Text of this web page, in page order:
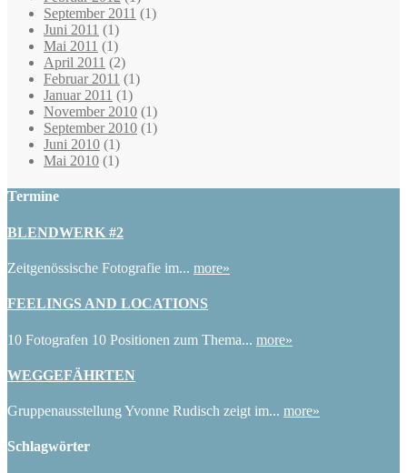
September 2011 (1)
Juni 2011 (1)
Mai 2011 (1)
April 2011 (2)
Februar 2011 (1)
Januar 2011 (1)
November 2010 (1)
September 2010 (1)
Juni 2010 (1)
Mai 2010 (1)
Termine
BLENDWERK #2
Zeitgenössische Fotografie im... more»
FEELINGS AND LOCATIONS
10 Fotografen 10 Positionen zum Thema... more»
WEGGEFÄHRTEN
Gruppenausstellung Yvonne Rudisch zeigt im... more»
Schlagwörter